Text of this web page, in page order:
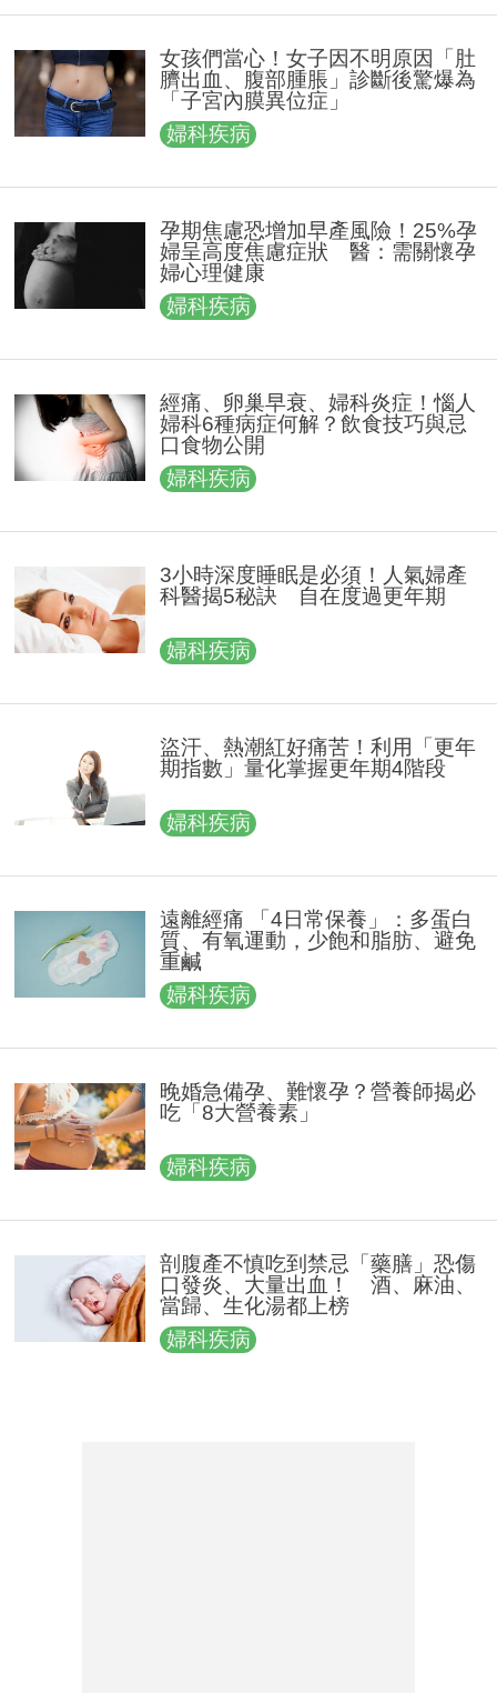
女孩們當心！女子因不明原因「肚
臍出血、腹部腫脹」診斷後驚爆為
「子宮內膜異位症」
婦科疾病
孕期焦慮恐增加早產風險！25%孕
婦呈高度焦慮症狀 醫：需關懷孕
婦心理健康
婦科疾病
經痛、卵巢早衰、婦科炎症！惱人
婦科6種病症何解？飲食技巧與忌
口食物公開
婦科疾病
3小時深度睡眠是必須！人氣婦產
科醫揭5秘訣 自在度過更年期
婦科疾病
盜汗、熱潮紅好痛苦！利用「更年
期指數」量化掌握更年期4階段
婦科疾病
遠離經痛 「4日常保養」：多蛋白
質、有氧運動，少飽和脂肪、避免
重鹹
婦科疾病
晚婚急備孕、難懷孕？營養師揭必
吃「8大營養素」
婦科疾病
剖腹產不慎吃到禁忌「藥膳」恐傷
口發炎、大量出血！ 酒、麻油、
當歸、生化湯都上榜
婦科疾病